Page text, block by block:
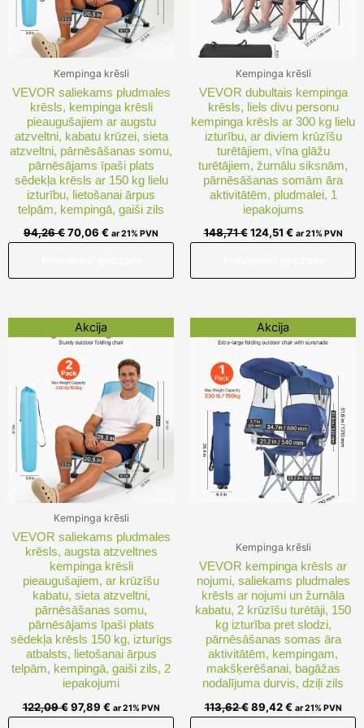
Kempinga krēsli
VEVOR saliekams pludmales
krēsls, kempinga krēsli
pieaugušajiem ar augstu
atzveltni, kabatu krūzei, sieta
atzveltni, pārnēsāšanas somu,
pārnēsājams īpaši plats
sēdekļa krēsls ar 150 kg lielu
izturību, lietošanai ārpus
telpām, kempingā, gaiši zils
94,26€70,06 € ar 21% PVN
Kempinga krēsli
VEVOR dubultais kempinga
krēsls, liels divu personu
kempinga krēsls ar 300 kg lielu
izturību, ar diviem krūzīšu
turētājiem, vīna glāžu
turētājiem, žurnālu siksnām,
pārnēsāšanas somām āra
aktivitātēm, pludmalei, 1
iepakojums
148,71€ 124,51 € ar 21% PVN
Akcija
Kempinga krēsli
VEVOR saliekams pludmales
krēsls, augsta atzveltnes
kempinga krēsli
pieaugušajiem, ar krūzīšu
kabatu, sieta atzveltni,
pārnēsāšanas somu,
pārnēsājams īpaši plats
sēdekļa krēsls 150 kg, izturīgs
atbalsts, lietošanai ārpus
telpām, kempingā, gaiši zils, 2
iepakojumi
122,09€
Original
price
122,09 €.
97,89 €
price
97,89 €.
ar 21% PVN
Akcija
Kempinga krēsli
VEVOR kempinga krēsls ar
nojumi, saliekams pludmales
krēsls ar nojumi un žurnāla
kabatu, 2 krūzīšu turētāji, 150
kg izturība pret slodzi,
pārnēsāšanas somas āra
aktivitātēm, kempingam,
makšķerēšanai, bagāžas
nodalījuma durvis, dziļi zils
113,62€
Original
price
113,62 €.
89,42€
price
89,42 €.
ar 21% PVN